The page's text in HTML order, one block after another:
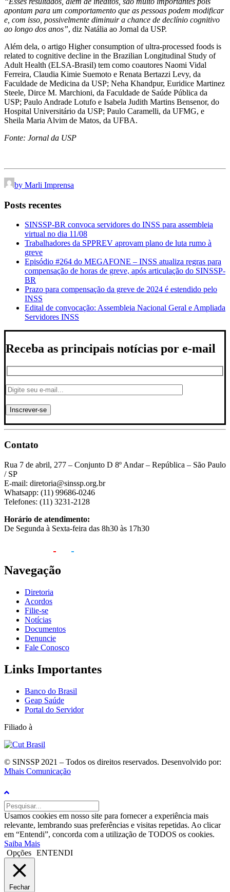
apontam para um comportamento que as pessoas podem modificar
e, com isso, possivelmente diminuir a chance de declínio cognitivo
ao longo dos anos”, diz Natália ao Jornal da USP.
Além dela, o artigo Higher consumption of ultra-processed foods is
related to cognitive decline in the Brazilian Longitudinal Study of
Adult Health (ELSA-Brasil) tem como coautores Naomi Vidal
Ferreira, Claudia Kimie Suemoto e Renata Bertazzi Levy, da
Faculdade de Medicina da USP; Neha Khandpur, Euridice Martinez
Steele, Dirce M. Marchioni, da Faculdade de Saúde Pública da
USP; Paulo Andrade Lotufo e Isabela Judith Martins Bensenor, do
Hospital Universitário da USP; Paulo Caramelli, da UFMG, e
Sheila Maria Alvim de Matos, da UFBA.
Fonte: Jornal da USP
by Marli Imprensa
Posts recentes
SINSSP-BR convoca servidores do INSS para assembleia
virtual no dia 11/08
Trabalhadores da SPPREV aprovam plano de luta rumo à
greve
Episódio #264 do MEGAFONE – INSS atualiza regras para
compensação de horas de greve, após articulação do SINSSP-
BR
Prazo para compensação da greve de 2024 é estendido pelo
INSS
Edital de convocação: Assembleia Nacional Geral e Ampliada
Servidores INSS
Receba as principais notícias por e-mail
Contato
Rua 7 de abril, 277 – Conjunto D 8º Andar – República – São Paulo
/ SP
E-mail: diretoria@sinssp.org.br
Whatsapp: (11) 99686-0246
Telefones: (11) 3231-2128
Horário de atendimento:
De Segunda à Sexta-feira das 8h30 às 17h30
Navegação
Diretoria
Acordos
Filie-se
Notícias
Documentos
Denuncie
Fale Conosco
Links Importantes
Banco do Brasil
Geap Saúde
Portal do Servidor
Filiado à
© SINSSP 2021 – Todos os direitos reservados. Desenvolvido por:
Mhais Comunicação
Usamos cookies em nosso site para fornecer a experiência mais
relevante, lembrando suas preferências e visitas repetidas. Ao clicar
em “Entendi”, concorda com a utilização de TODOS os cookies.
Saiba Mais
Opções ENTENDI
Fechar